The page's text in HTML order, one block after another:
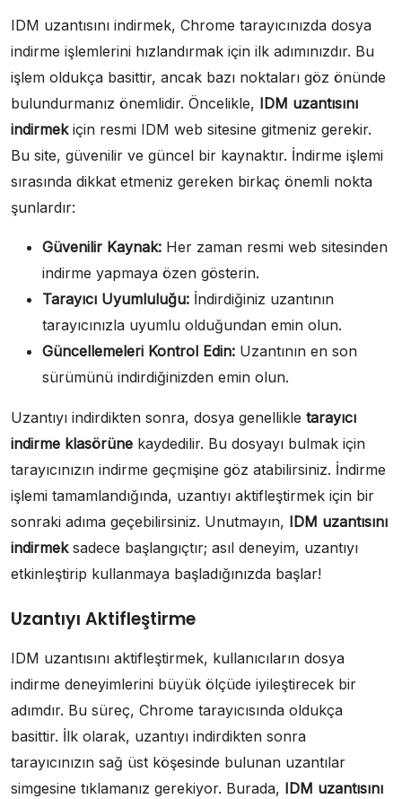
IDM uzantısını indirmek, Chrome tarayıcınızda dosya
indirme işlemlerini hızlandırmak için ilk adımınızdır. Bu
işlem oldukça basittir, ancak bazı noktaları göz önünde
bulundurmanız önemlidir. Öncelikle, IDM uzantısını
indirmekiçin resmi IDM web sitesine gitmeniz gerekir.
Bu site, güvenilir ve güncel bir kaynaktır. İndirme işlemi
sırasında dikkat etmeniz gereken birkaç önemli nokta
şunlardır:
Güvenilir Kaynak: Her zaman resmi web sitesinden
indirme yapmaya özen gösterin.
Tarayıcı Uyumluluğu: İndirdiğiniz uzantının
tarayıcınızla uyumlu olduğundan emin olun.
Güncellemeleri Kontrol Edin: Uzantının en son
sürümünü indirdiğinizden emin olun.
Uzantıyı indirdikten sonra, dosya genellikle tarayıcı
indirme klasörüne kaydedilir. Bu dosyayı bulmak için
tarayıcınızın indirme geçmişine göz atabilirsiniz. İndirme
işlemi tamamlandığında, uzantıyı aktifleştirmek için bir
sonraki adıma geçebilirsiniz. Unutmayın, IDM uzantısını
indirmeksadece başlangıçtır; asıl deneyim, uzantıyı
etkinleştirip kullanmaya başladığınızda başlar!
Uzantıyı Aktifleştirme
IDM uzantısını aktifleştirmek, kullanıcıların dosya
indirme deneyimlerini büyük ölçüde iyileştirecek bir
adımdır. Bu süreç, Chrome tarayıcısında oldukça
basittir. İlk olarak, uzantıyı indirdikten sonra
tarayıcınızın sağ üst köşesinde bulunan uzantılar
simgesine tıklamanız gerekiyor. Burada, IDM uzantısını